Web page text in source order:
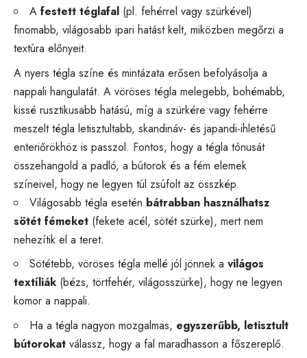
A festett téglafal (pl. fehérrel vagy szürkével)
finomabb, világosabb ipari hatást kelt, miközben megőrzi a
textúra előnyeit.
A nyers tégla színe és mintázata erősen befolyásolja a
nappali hangulatát. A vöröses tégla melegebb, bohémabb,
kissé rusztikusabb hatású, míg a szürkére vagy fehérre
meszelt tégla letisztultabb, skandináv- és japandi-ihletésű
enteriőrökhöz is passzol. Fontos, hogy a tégla tónusát
összehangold a padló, a bútorok és a fém elemek
színeivel, hogy ne legyen túl zsúfolt az összkép.
Világosabb tégla esetén bátrabban használhatsz
sötét fémeket (fekete acél, sötét szürke), mert nem
nehezítik el a teret.
Sötétebb, vöröses tégla mellé jól jönnek a világos
textíliák (bézs, törtfehér, világosszürke), hogy ne legyen
komor a nappali.
Ha a tégla nagyon mozgalmas, egyszerűbb, letisztult
bútorokat válassz, hogy a fal maradhasson a főszereplő.